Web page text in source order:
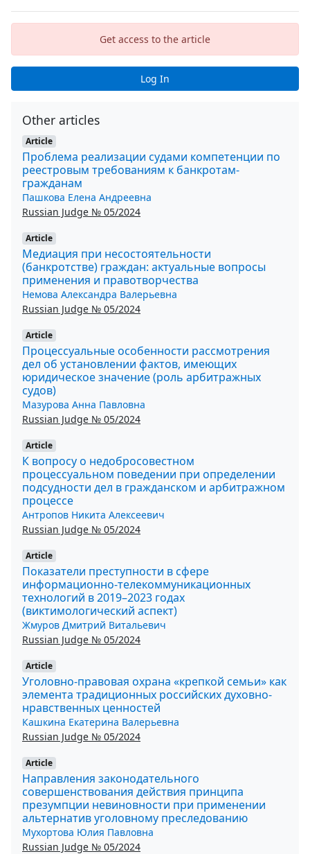
Get access to the article
Log In
Other articles
Article
Проблема реализации судами компетенции по
реестровым требованиям к банкротам-
гражданам
Пашкова Елена Андреевна
Russian Judge № 05/2024
Article
Медиация при несостоятельности
(банкротстве) граждан: актуальные вопросы
применения и правотворчества
Немова Александра Валерьевна
Russian Judge № 05/2024
Article
Процессуальные особенности рассмотрения
дел об установлении фактов, имеющих
юридическое значение (роль арбитражных
судов)
Мазурова Анна Павловна
Russian Judge № 05/2024
Article
К вопросу о недобросовестном
процессуальном поведении при определении
подсудности дел в гражданском и арбитражном
процессе
Антропов Никита Алексеевич
Russian Judge № 05/2024
Article
Показатели преступности в сфере
информационно-телекоммуникационных
технологий в 2019–2023 годах
(виктимологический аспект)
Жмуров Дмитрий Витальевич
Russian Judge № 05/2024
Article
Уголовно-правовая охрана «крепкой семьи» как
элемента традиционных российских духовно-
нравственных ценностей
Кашкина Екатерина Валерьевна
Russian Judge № 05/2024
Article
Направления законодательного
совершенствования действия принципа
презумпции невиновности при применении
альтернатив уголовному преследованию
Мухортова Юлия Павловна
Russian Judge № 05/2024